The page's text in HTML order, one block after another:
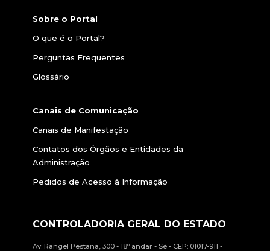
Sobre o Portal
O que é o Portal?
Perguntas Frequentes
Glossário
Canais de Comunicação
Canais de Manifestação
Contatos dos Órgãos e Entidades da
Administração
Pedidos de Acesso à Informação
CONTROLADORIA GERAL DO ESTADO
Av. Rangel Pestana, 300 - 18º andar - Sé - CEP: 01017-911 -